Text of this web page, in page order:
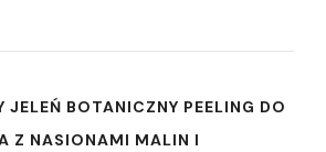
JELEŃ BOTANICZNY PEELING DO
Z NASIONAMI MALIN I